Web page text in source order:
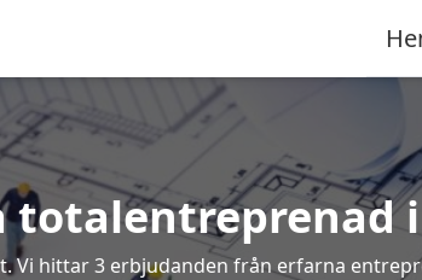
totalentreprenad
hittar 3 erbjudanden från erfarna